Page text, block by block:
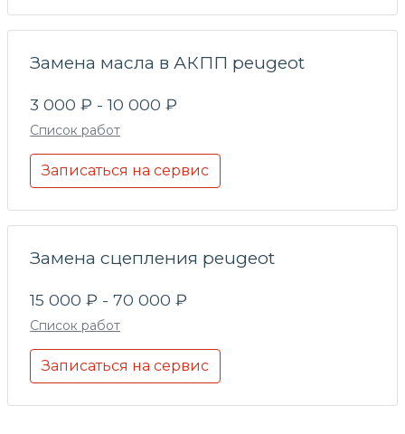
Замена масла в АКПП peugeot
3 000 ₽ - 10 000 ₽
Список работ
Записаться на сервис
Замена сцепления peugeot
15 000 ₽ - 70 000 ₽
Список работ
Записаться на сервис